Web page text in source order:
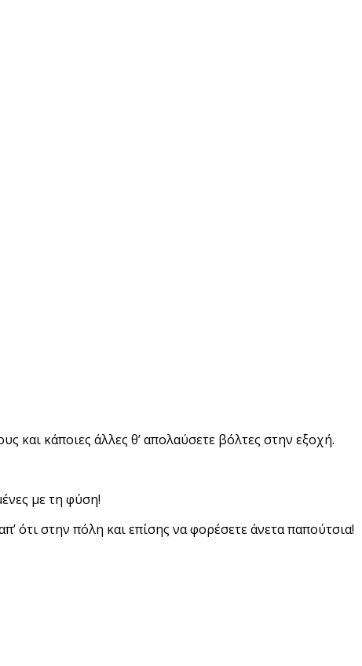
και κάποιες άλλες θ’ απολαύσετε βόλτες στην εξοχή.
με τη φύση!
ότι στην πόλη και επίσης να φορέσετε άνετα παπούτσια!